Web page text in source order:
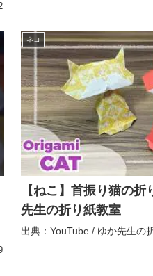
ネコ
【ねこ】首振り猫の
先生の折り紙教室
出典：YouTube / ゆか先生の